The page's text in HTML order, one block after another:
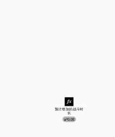
a*0.05
预计增加的战斗时
长